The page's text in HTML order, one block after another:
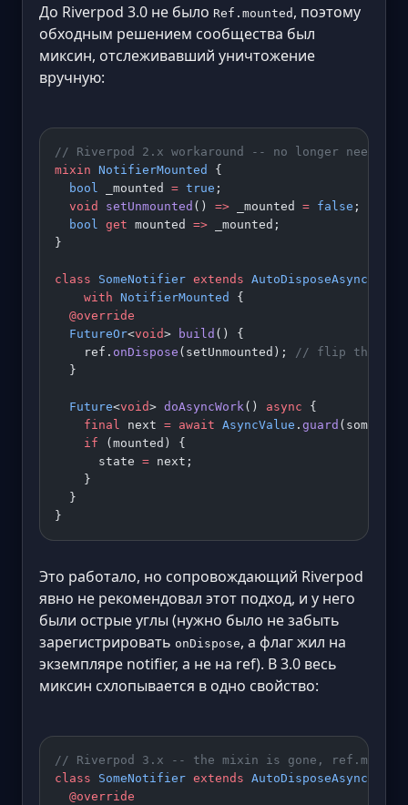
До Riverpod 3.0 не было Ref.mounted , поэтому
обходным решением сообщества был
миксин, отслеживавший уничтожение
вручную:
// Riverpod 2.x workaround -- no longer needed
mixin NotifierMounted
{
  bool
_mounted = true ;
  void
setUnmounted () => _mounted = false ;
  bool
get mounted => _mounted;
}
class SomeNotifier extends
    with
NotifierMounted
{
  @override
  FutureOr
<void> build () {
    ref.
onDispose (setUnmounted);
// flip the flag
  }
  Future
<void> doAsyncWork() async {
    final
next = await AsyncValue . guard
    if
(mounted) {
      state
= next;
    }
  }
}
Это работало, но сопровождающий Riverpod
явно не рекомендовал этот подход, и у него
были острые углы (нужно было не забыть
зарегистрировать onDispose, а флаг жил на
экземпляре notifier, а не на ref). В 3.0 весь
миксин схлопывается в одно свойство:
// Riverpod 3.x -- the mixin is gone,
class SomeNotifier extends
  @override